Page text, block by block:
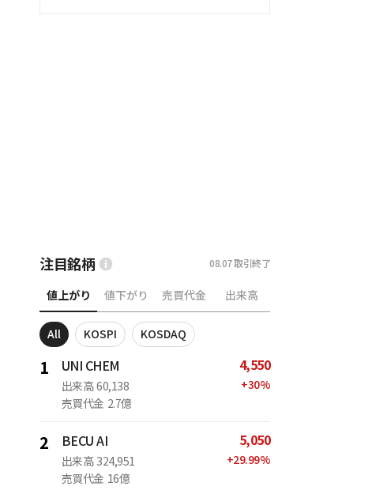
注目銘柄 08.07取引終了
値上がり 値下がり 売買代金 出来高
All KOSPI KOSDAQ
1 UNI CHEM
出来高 60,138
売買代金 2.7億
4,550
+30%
2 BECU AI
出来高 324,951
売買代金 16億
5,050
+29.99%